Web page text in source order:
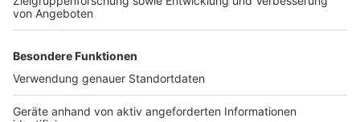
man weitere Lockerungen möglich machen, sagt
Familienministerin Franziska Giffey. DieSchnell- und
Selbsttests bringen vor allem etwas, wenn man
und Pflegeheimen, in Firmen und vielleicht werden
solche Tests auch später mal bei Restaurant- oder